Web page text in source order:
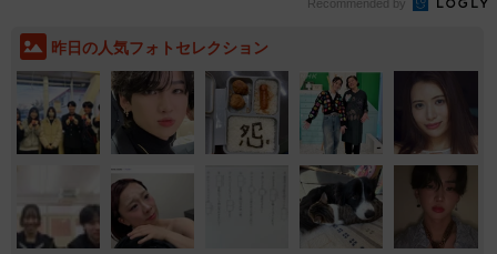
Recommended by
昨日の人気フォトセレクション